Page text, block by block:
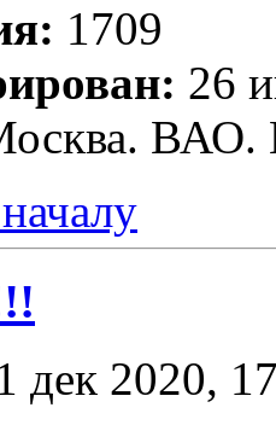
1709
26
ВАО.
дек 2020,